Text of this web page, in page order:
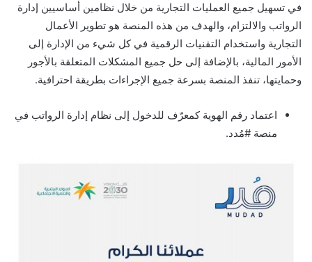
في تسهيل جميع العمليات التجارية من خلال نظامين أساسيين إدارة
الرواتب والالتزام، والهدف من هذه المنصة هو تطوير الأعمال
التجارية واستخدام التقنيات الرقمية في كل شيء من الإدارة إلى
الأمور المالية، بالإضافة إلى حل جميع المشكلات المتعلقة بالأجور
وحمايتها، تنفذ المنصة بسرعة جميع الإجراءات بطريقة احترافية.
‏اعتماد رقم الهوية كمعرّف للدخول إلى نظام إدارة الرواتب في
منصة ‎#مُدد.